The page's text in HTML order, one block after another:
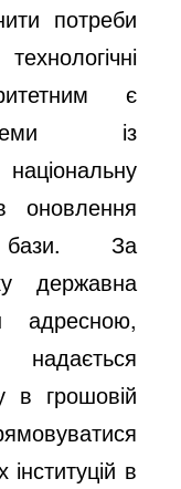
потреби
є
із
оновлення
бази. За
державна
адресною,
в грошовій
в